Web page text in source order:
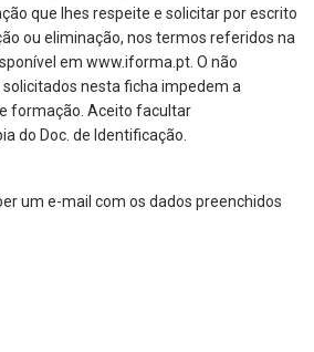
que lhes respeite e solicitar por escrito
ou eliminação, nos termos referidos na
em www.iforma.pt. O não
nesta ficha impedem a
formação. Aceito facultar
do Doc. de Identificação.
um e-mail com os dados preenchidos